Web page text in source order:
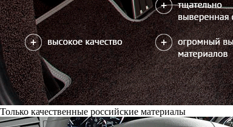
Только качественные российские материалы